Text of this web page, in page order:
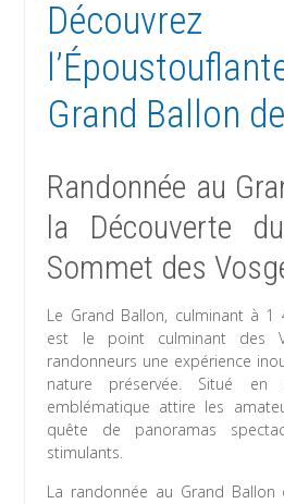
Découvrez
Grand Ballon
Randonnée au
la Découverte
Sommet des
Le Grand Ballon, culminant à 1
est le point culminant des
randonneurs une expérience
nature préservée. Situé en
emblématique attire les
quête de panoramas
stimulants.
La randonnée au Grand